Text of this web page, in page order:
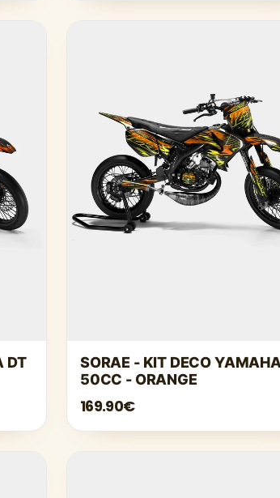
DT
SORAE - KIT DECO
50CC - ORANGE
169.90€